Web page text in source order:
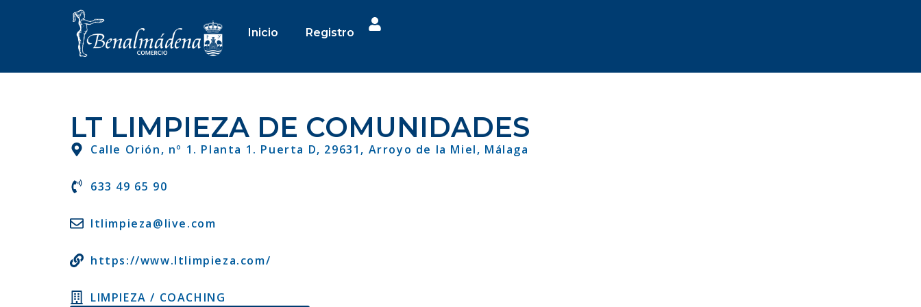
Inicio Registro
LT LIMPIEZA DE COMUNIDADES
Calle Orión, nº 1. Planta 1. Puerta D, 29631, Arroyo de la Miel, Málaga
633 49 65 90
ltlimpieza@live.com
https://www.ltlimpieza.com/
LIMPIEZA / COACHING